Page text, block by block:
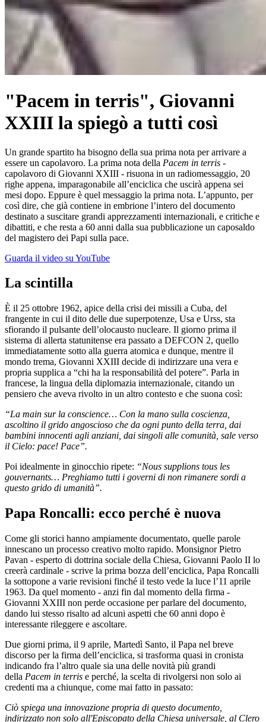
"Pacem in terris", Giovanni
XXIII la spiegò a tutti così
Un grande spartito ha bisogno della sua prima nota per arrivare a
essere un capolavoro. La prima nota della Pacem in terris -
capolavoro di Giovanni XXIII - risuona in un radiomessaggio, 20
righe appena, imparagonabile all’enciclica che uscirà appena sei
mesi dopo. Eppure è quel messaggio la prima nota. L’appunto, per
così dire, che già contiene in embrione l’intero del documento
destinato a suscitare grandi apprezzamenti internazionali, e critiche e
dibattiti, e che resta a 60 anni dalla sua pubblicazione un caposaldo
del magistero dei Papi sulla pace.
Guarda il video su YouTube
La scintilla
È il 25 ottobre 1962, apice della crisi dei missili a Cuba, del
frangente in cui il dito delle due superpotenze, Usa e Urss, sta
sfiorando il pulsante dell’olocausto nucleare. Il giorno prima il
sistema di allerta statunitense era passato a DEFCON 2, quello
immediatamente sotto alla guerra atomica e dunque, mentre il
mondo trema, Giovanni XXIII decide di indirizzare una vera e
propria supplica a “chi ha la responsabilità del potere”. Parla in
francese, la lingua della diplomazia internazionale, citando un
pensiero che aveva rivolto in un altro contesto e che suona così:
“La main sur la conscience… Con la mano sulla coscienza,
ascoltino il grido angoscioso che da ogni punto della terra, dai
bambini innocenti agli anziani, dai singoli alle comunità, sale verso
il Cielo: pace! Pace”.
Poi idealmente in ginocchio ripete: “Nous supplions tous les
gouvernants… Preghiamo tutti i governi di non rimanere sordi a
questo grido di umanità”.
Papa Roncalli: ecco perché è nuova
Come gli storici hanno ampiamente documentato, quelle parole
innescano un processo creativo molto rapido. Monsignor Pietro
Pavan - esperto di dottrina sociale della Chiesa, Giovanni Paolo II lo
creerà cardinale - scrive la prima bozza dell’enciclica, Papa Roncalli
la sottopone a varie revisioni finché il testo vede la luce l’11 aprile
1963. Da quel momento - anzi fin dal momento della firma -
Giovanni XXIII non perde occasione per parlare del documento,
dando lui stesso risalto ad alcuni aspetti che 60 anni dopo è
interessante rileggere e ascoltare.
Due giorni prima, il 9 aprile, Martedì Santo, il Papa nel breve
discorso per la firma dell’enciclica, si trasforma quasi in cronista
indicando fra l’altro quale sia una delle novità più grandi
della Pacem in terris e perché, la scelta di rivolgersi non solo ai
credenti ma a chiunque, come mai fatto in passato:
Ciò spiega una innovazione propria di questo documento,
indirizzato non solo all'Episcopato della Chiesa universale, al Clero